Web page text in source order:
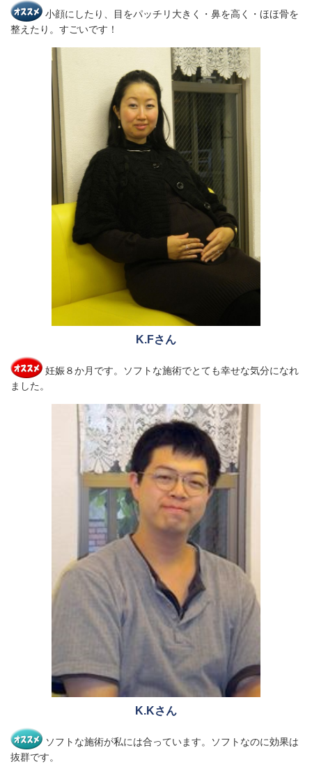
小顔にしたり、目をパッチリ大きく・鼻を高く・ほほ骨を
整えたり。すごいです！
K.Fさん
妊娠８か月です。
ソフトな施術でとても幸せな気分になれ
ました。
K.Kさん
ソフトな施術が私には合っています。ソフトなのに効果は
抜群です。